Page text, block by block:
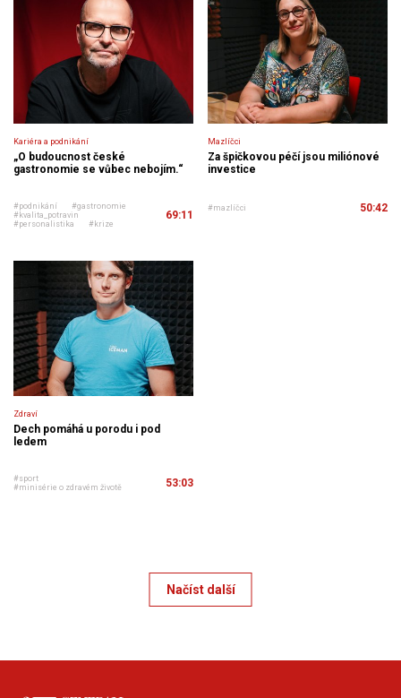
Kariéra a podnikání
„O budoucnost české
gastronomie se vůbec nebojím.“
#podnikání
#gastronomie
#kvalita_potravin
#personalistika
#krize
69:11
Mazlíčci
Za špičkovou péčí jsou miliónové
investice
#mazlíčci 50:42
Zdraví
Dech pomáhá u porodu i pod
ledem
#sport
#minisérie o zdravém životě
53:03
Načíst další